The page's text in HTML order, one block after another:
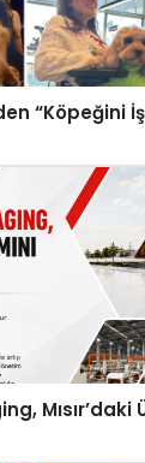
“Köpeğini
Mısır’daki